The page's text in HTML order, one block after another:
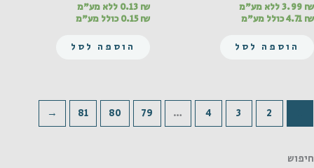
דורג
מתוך
3.99 ₪
ללא מע"מ
4.71 ₪ כולל מע"מ
הוספה לסל
דורג
מתוך
0.13 ₪
ללא מע"מ
0.15₪ כולל מע"מ
הוספה לסל
2
3
4
…
79
80
81
←
חיפוש